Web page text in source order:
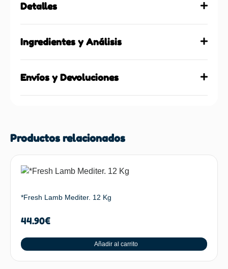
Detalles
Ingredientes y Análisis
Envíos y Devoluciones
Productos relacionados
*Fresh Lamb Mediter. 12 Kg
44.90€
Añadir al carrito